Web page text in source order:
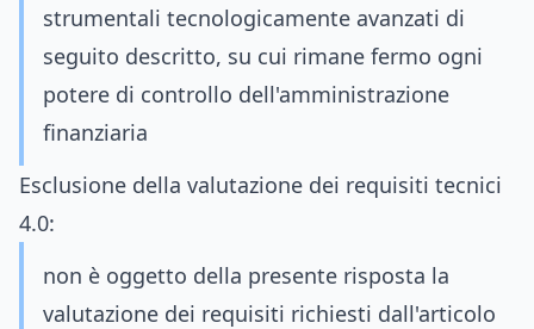
strumentali tecnologicamente avanzati di
seguito descritto, su cui rimane fermo ogni
potere di controllo dell'amministrazione
finanziaria
Esclusione della valutazione dei requisiti tecnici
4.0:
non è oggetto della presente risposta la
valutazione dei requisiti richiesti dall'articolo